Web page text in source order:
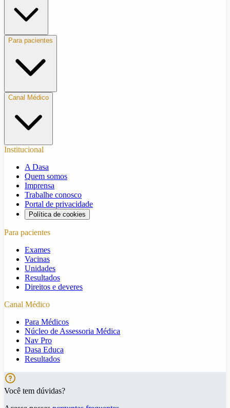
Para pacientes
Canal Médico
Institucional
A Dasa
Quem somos
Imprensa
Trabalhe conosco
Portal de privacidade
Política de cookies
Para pacientes
Exames
Vacinas
Unidades
Resultados
Direitos e deveres
Canal Médico
Para Médicos
Núcleo de Assessoria Médica
Nav Pro
Dasa Educa
Resultados
Você tem dúvidas?